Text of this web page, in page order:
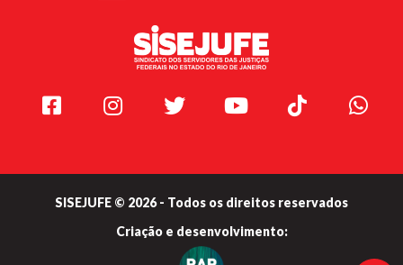
Facebook Instagram Twitter Youtube TikTok
SISEJUFE © 2026 - Todos os direitos reservados
Criação e desenvolvimento: